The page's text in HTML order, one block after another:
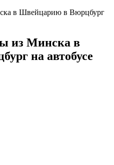
из Минска в
на автобусе